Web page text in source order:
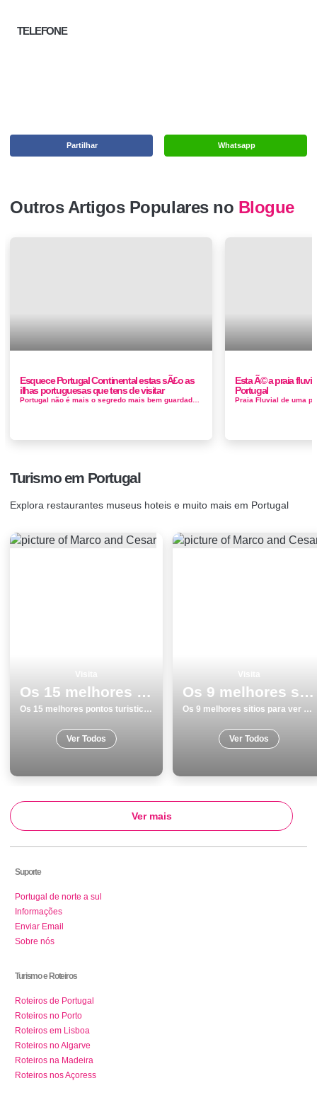
TELEFONE
Whatsapp
Partilhar
Outros Artigos Populares no Blogue
Esquece Portugal Continental estas sÃ£o as
ilhas portuguesas que tens de visitar
Portugal não é mais o segredo mais bem guardado da Europa e os vagões de todo o mundo viajam para as suas costas cintilantes...
Esta Ã© a praia
Portugal
Turismo em Portugal
Explora restaurantes museus hoteis e muito mais em Portugal
Os 15 melhores pontos turisticos para visitar em SantarÃ©m
Os 15 melhores pontos turisticos para visitar em SantarÃ©m
Ver Todos
Os 9 melhores sitios para ver e visitar em Coimbra
Os 9 melhores sitios para ver e visitar em Coimbra
Ver Todos
Ver mais
Suporte
Portugal de norte a sul
Informações
Enviar Email
Sobre nós
Turismo e Roteiros
Roteiros de Portugal
Roteiros no Porto
Roteiros em Lisboa
Roteiros no Algarve
Roteiros na Madeira
Roteiros nos Açoress